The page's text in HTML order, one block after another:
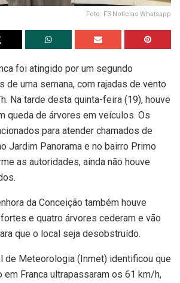
Foto: F3 Notícias Whatsapp
foi atingido por um segundo
de uma semana, com rajadas de vento
Na tarde desta quinta-feira (19), houve
queda de árvores em veículos. Os
para atender chamados de
Jardim Panorama e no bairro Primo
as autoridades, ainda não houve
da Conceição também houve
e quatro árvores cederam e vão
que o local seja desobstruído.
de Meteorologia (Inmet) identificou que
em Franca ultrapassaram os 61 km/h,